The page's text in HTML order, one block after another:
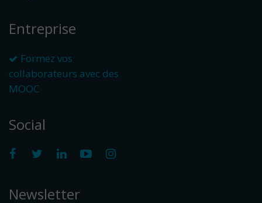
Entreprise
Formez vos
collaborateurs avec des
MOOC
Social
Newsletter